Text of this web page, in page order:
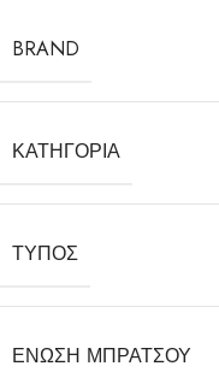
BRAND
ΚΑΤΗΓΟΡΊΑ
ΤΎΠΟΣ
ΈΝΩΣΗ ΜΠΡΆΤΣΟΥ